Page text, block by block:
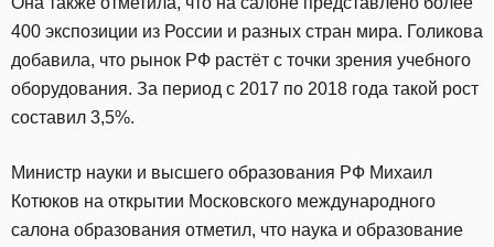
400 экспозиции из России и разных стран мира. Голикова
добавила, что рынок РФ растёт с точки зрения учебного
оборудования. За период с 2017 по 2018 года такой рост
составил 3,5%.
Министр науки и высшего образования РФ Михаил
Котюков на открытии Московского международного
салона образования отметил, что наука и образование